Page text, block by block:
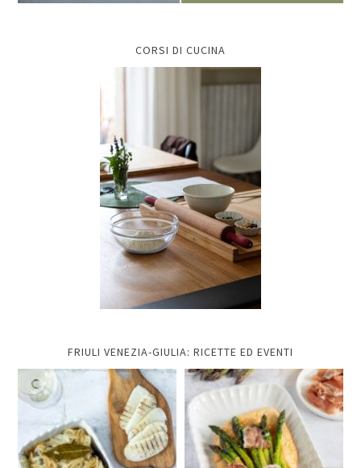
CORSI DI CUCINA
FRIULI VENEZIA-GIULIA: RICETTE ED EVENTI